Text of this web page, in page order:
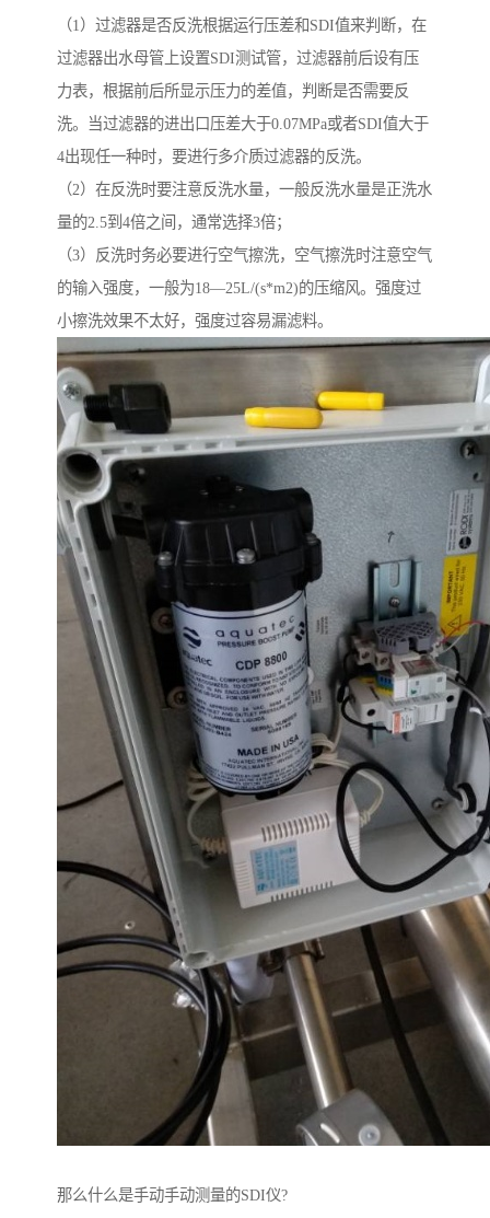
（1）过滤器是否反洗根据运行压差和SDI值来判断，在
过滤器出水母管上设置SDI测试管，过滤器前后设有压
力表，根据前后所显示压力的差值，判断是否需要反
洗。当过滤器的进出口压差大于0.07MPa或者SDI值大于
4出现任一种时，要进行多介质过滤器的反洗。
（2）在反洗时要注意反洗水量，一般反洗水量是正洗水
量的2.5到4倍之间，通常选择3倍；
（3）反洗时务必要进行空气擦洗，空气擦洗时注意空气
的输入强度，一般为18—25L/(s*m2)的压缩风。强度过
小擦洗效果不太好，强度过容易漏滤料。
那么什么是手动手动测量的SDI仪?